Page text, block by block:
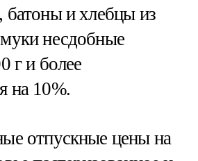
и хлебцы из
несдобные
г и более
на 10%.
отпускные цены на